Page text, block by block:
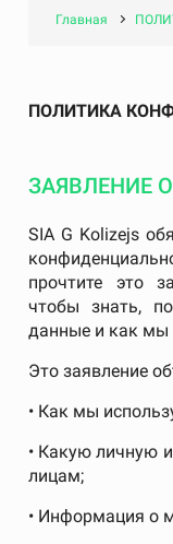
Главная
ПОЛИТИКА
ЗАЯВЛЕНИЕ
SIA G Kolizejs
прочтите это
чтобы знать,
данные и как мы
Это заявление
• Как мы
• Какую личную
лицам;
• Информация о